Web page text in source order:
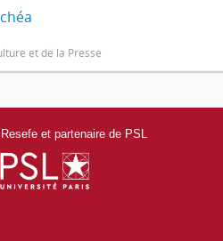
et de la Presse
et partenaire de PSL